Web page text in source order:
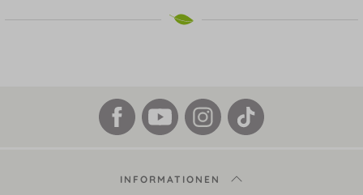
INFORMATIONEN